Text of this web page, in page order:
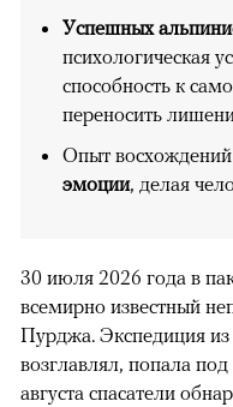
Успешных
психологическая
способность к
переносить
Опыт
эмоции, делая
30 июля 2026 года в
всемирно известный
Пурджа. Экспедиция из
возглавлял, попала
августа спасатели